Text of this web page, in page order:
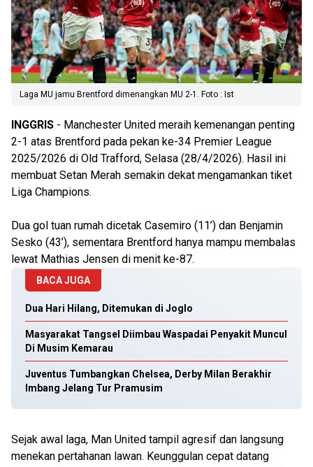
Laga MU jamu Brentford dimenangkan MU 2-1. Foto : Ist
INGGRIS - Manchester United meraih kemenangan penting
2-1 atas Brentford pada pekan ke-34 Premier League
2025/2026 di Old Trafford, Selasa (28/4/2026). Hasil ini
membuat Setan Merah semakin dekat mengamankan tiket
Liga Champions.
Dua gol tuan rumah dicetak Casemiro (11’) dan Benjamin
Sesko (43’), sementara Brentford hanya mampu membalas
lewat Mathias Jensen di menit ke-87.
BACA JUGA
Dua Hari Hilang, Ditemukan di Joglo
Masyarakat Tangsel Diimbau Waspadai Penyakit Muncul
Di Musim Kemarau
Juventus Tumbangkan Chelsea, Derby Milan Berakhir
Imbang Jelang Tur Pramusim
Sejak awal laga, Man United tampil agresif dan langsung
menekan pertahanan lawan. Keunggulan cepat datang